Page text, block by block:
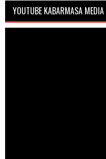
YOUTUBE KABARMASA MEDIA